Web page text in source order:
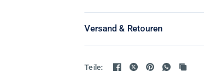
Versand & Retouren
Teile: